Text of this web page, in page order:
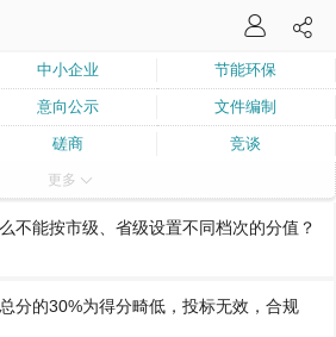
中小企业 节能环保
意向公示 文件编制
磋商 竞谈
单一来源
采购购买服务 业绩
更多
不能按市级、省级设置不同档次的分值？
分的30%为得分畸低，投标无效，合规